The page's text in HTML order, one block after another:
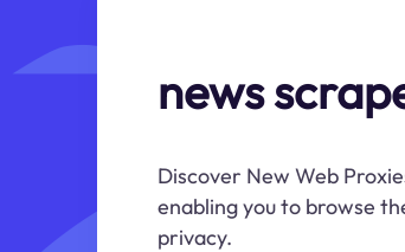
news
Discover New Web
enabling you to browse
privacy.